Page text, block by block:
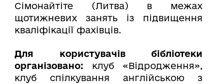
Сімонайтіте (Литва) в межах
щотижневих занять із підвищення
кваліфікації фахівців.
Для користувачів бібліотеки
організовано: клуб «Відродження»,
клуб спілкування англійською з